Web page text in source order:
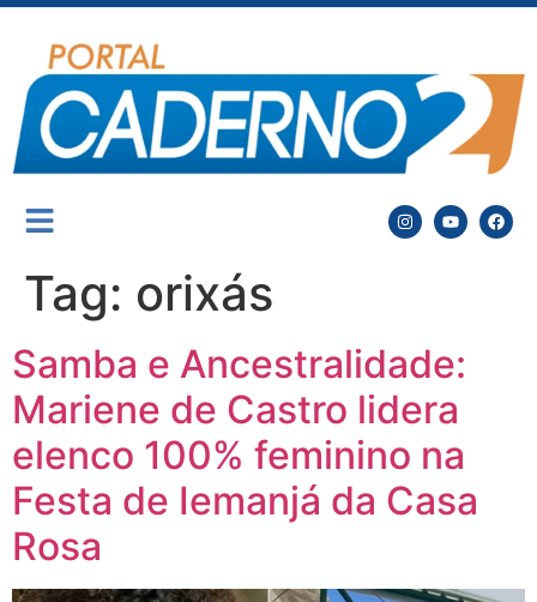
Tag: orixás
Samba e Ancestralidade:
Mariene de Castro lidera
elenco 100% feminino na
Festa de Iemanjá da Casa
Rosa